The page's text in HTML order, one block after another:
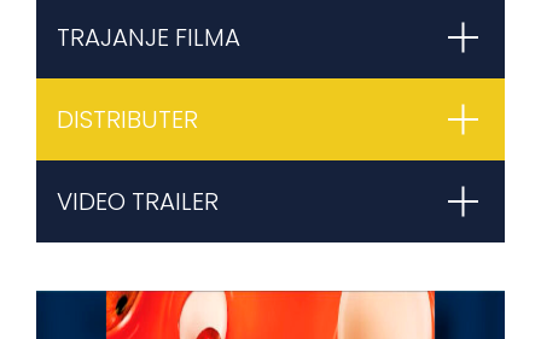
TRAJANJE FILMA
DISTRIBUTER
VIDEO TRAILER